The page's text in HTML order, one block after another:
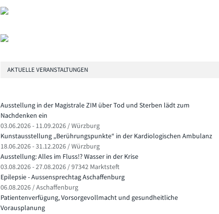
AKTUELLE VERANSTALTUNGEN
Ausstellung in der Magistrale ZIM über Tod und Sterben lädt zum
Nachdenken ein
03.06.2026 - 11.09.2026 / Würzburg
Kunstausstellung „Berührungspunkte“ in der Kardiologischen Ambulanz
18.06.2026 - 31.12.2026 / Würzburg
Ausstellung: Alles im Fluss!? Wasser in der Krise
03.08.2026 - 27.08.2026 / 97342 Marktsteft
Epilepsie - Aussensprechtag Aschaffenburg
06.08.2026 / Aschaffenburg
Patientenverfügung, Vorsorgevollmacht und gesundheitliche
Vorausplanung